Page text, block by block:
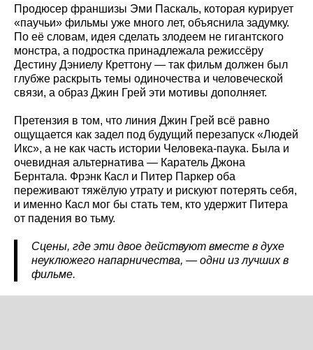
Продюсер франшизы Эми Паскаль, которая курирует
«паучьи» фильмы уже много лет, объяснила задумку.
По её словам, идея сделать злодеем не гигантского
монстра, а подростка принадлежала режиссёру
Дестину Дэниелу Креттону — так фильм должен был
глубже раскрыть темы одиночества и человеческой
связи, а образ Джин Грей эти мотивы дополняет.
Претензия в том, что линия Джин Грей всё равно
ощущается как задел под будущий перезапуск «Людей
Икс», а не как часть истории Человека-паука. Была и
очевидная альтернатива — Каратель Джона
Бернтала. Фрэнк Касл и Питер Паркер оба
переживают тяжёлую утрату и рискуют потерять себя,
и именно Касл мог бы стать тем, кто удержит Питера
от падения во тьму.
Сцены, где эти двое действуют вместе в духе
неуклюжего напарничества, — одни из лучших в
фильме.